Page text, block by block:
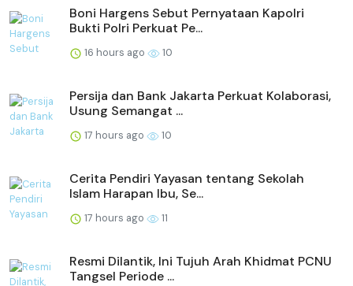
Boni Hargens Sebut Pernyataan Kapolri
Bukti Polri Perkuat Pe...
16 hours ago 10
Persija dan Bank Jakarta Perkuat Kolaborasi,
Usung Semangat ...
17 hours ago 10
Cerita Pendiri Yayasan tentang Sekolah
Islam Harapan Ibu, Se...
17 hours ago 11
Resmi Dilantik, Ini Tujuh Arah Khidmat PCNU
Tangsel Periode ...